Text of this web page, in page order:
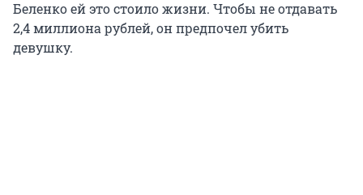
Беленко ей это стоило жизни. Чтобы не отдавать
2,4 миллиона рублей, он предпочел убить
девушку.